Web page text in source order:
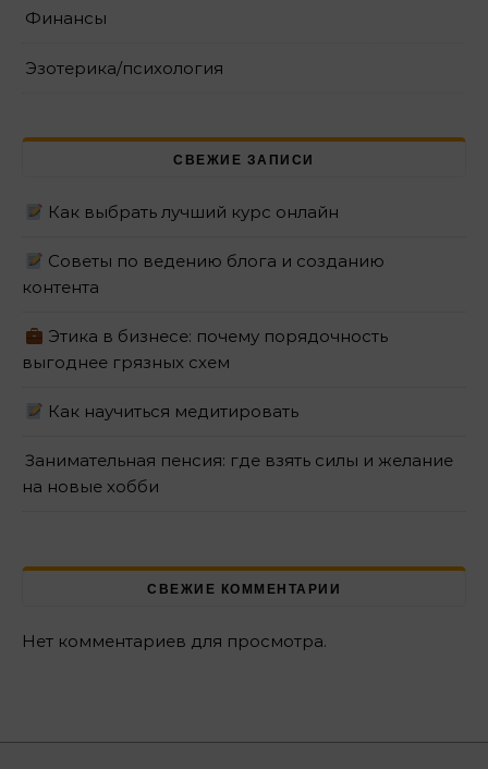
Финансы
Эзотерика/психология
СВЕЖИЕ ЗАПИСИ
Как выбрать лучший курс онлайн
Советы по ведению блога и созданию
контента
Этика в бизнесе: почему порядочность
выгоднее грязных схем
Как научиться медитировать
Занимательная пенсия: где взять силы и желание
на новые хобби
СВЕЖИЕ КОММЕНТАРИИ
Нет комментариев для просмотра.